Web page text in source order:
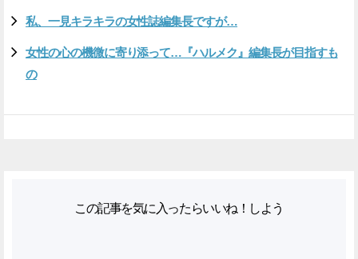
私、一見キラキラの女性誌編集長ですが…
女性の心の機微に寄り添って…『ハルメク』編集長が目指すも
の
この記事を気に入ったらいいね！しよう